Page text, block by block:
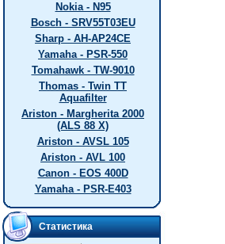
Nokia - N95
Bosch - SRV55T03EU
Sharp - AH-AP24CE
Yamaha - PSR-550
Tomahawk - TW-9010
Thomas - Twin TT
Aquafilter
Ariston - Margherita 2000
(ALS 88 X)
Ariston - AVSL 105
Ariston - AVL 100
Canon - EOS 400D
Yamaha - PSR-E403
Статистика